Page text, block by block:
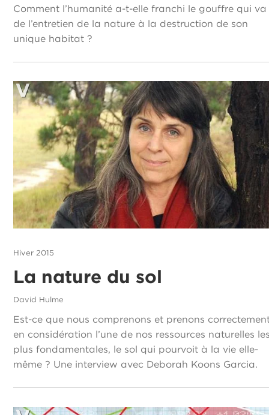
Comment l’humanité a-t-elle franchi le gouffre qui va
de l’entretien de la nature à la destruction de son
unique habitat ?
Hiver 2015
La nature du sol
David Hulme
Est-ce que nous comprenons et prenons
en considération l’une de nos ressources naturelles
plus fondamentales, le sol qui pourvoit à la vie elle-
même ? Une interview avec Deborah Koons Garcia.